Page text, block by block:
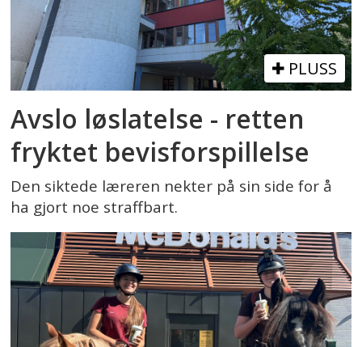
PLUSS
Avslo løslatelse - retten
fryktet bevisforspillelse
Den siktede læreren nekter på sin side for å
ha gjort noe straffbart.